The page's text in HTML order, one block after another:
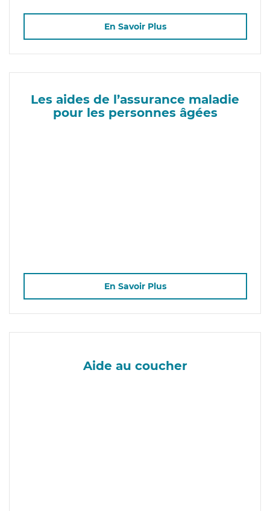
En Savoir Plus
Les aides de l’assurance maladie
pour les personnes âgées
En Savoir Plus
Aide au coucher